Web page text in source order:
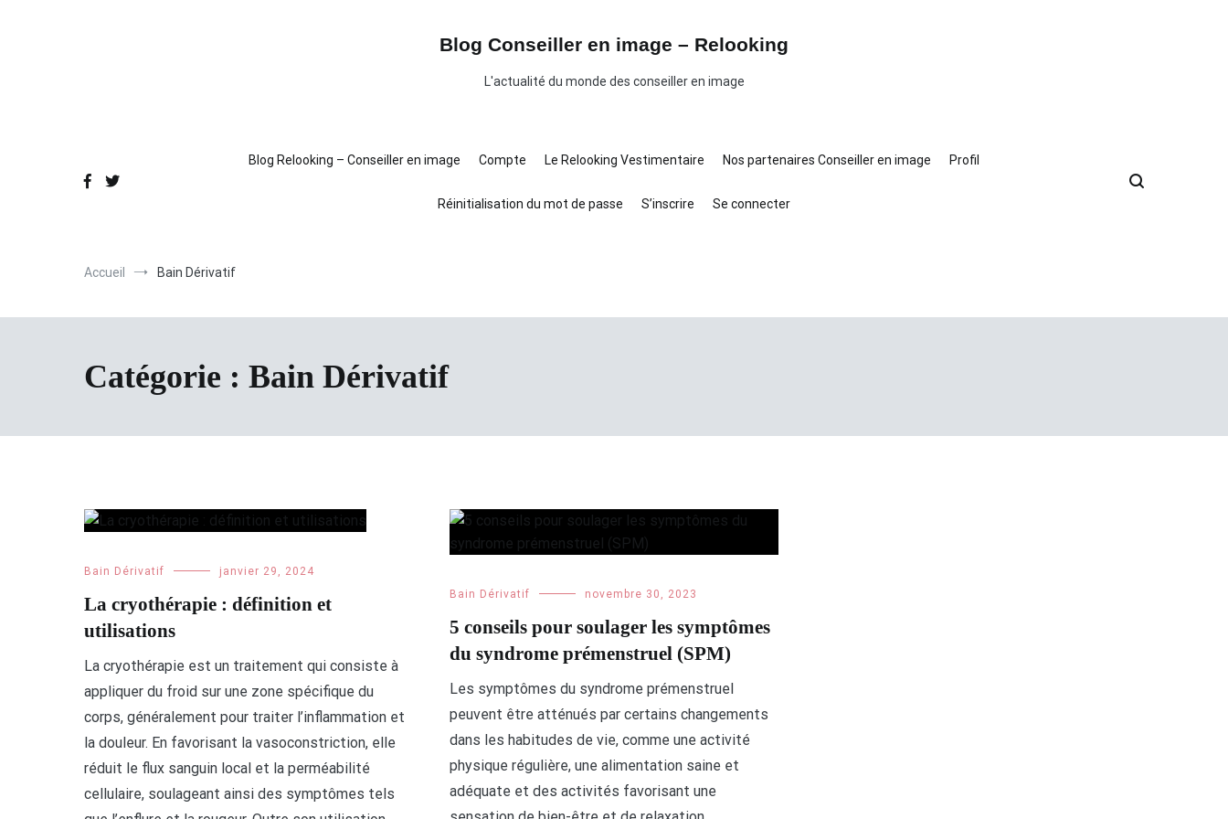
Blog Conseiller en image – Relooking
L'actualité du monde des conseiller en image
Blog Relooking – Conseiller en image Compte Le Relooking Vestimentaire Nos partenaires Conseiller en image Profil
Réinitialisation du mot de passe S’inscrire Se connecter
Accueil Bain Dérivatif
Catégorie : Bain Dérivatif
Bain Dérivatif janvier 29, 2024
La cryothérapie : définition et
utilisations
La cryothérapie est un traitement qui consiste à
appliquer du froid sur une zone spécifique du
corps, généralement pour traiter l’inflammation et
la douleur. En favorisant la vasoconstriction, elle
réduit le flux sanguin local et la perméabilité
cellulaire, soulageant ainsi des symptômes tels
Bain Dérivatif novembre 30, 2023
5 conseils pour soulager les symptômes
du syndrome prémenstruel (SPM)
Les symptômes du syndrome prémenstruel
peuvent être atténués par certains changements
dans les habitudes de vie, comme une activité
physique régulière, une alimentation saine et
adéquate et des activités favorisant une